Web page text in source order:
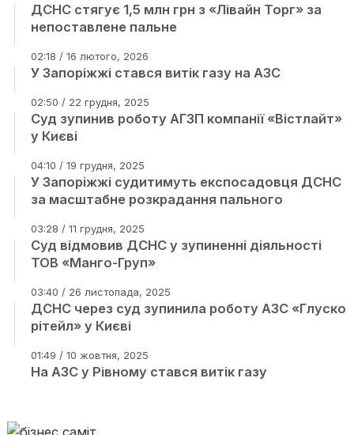
ДСНС стягує 1,5 млн грн з «Лівайн Торг» за
непоставлене пальне
02:18 / 16 лютого, 2026
У Запоріжжі стався витік газу на АЗС
02:50 / 22 грудня, 2025
Суд зупинив роботу АГЗП компанії «Вістлайт»
у Києві
04:10 / 19 грудня, 2025
У Запоріжжі судитимуть експосадовця ДСНС
за масштабне розкрадання пального
03:28 / 11 грудня, 2025
Суд відмовив ДСНС у зупиненні діяльності
ТОВ «Манго-Груп»
03:40 / 26 листопада, 2025
ДСНС через суд зупинила роботу АЗС «Глуско
рітейл» у Києві
01:49 / 10 жовтня, 2025
На АЗС у Рівному стався витік газу